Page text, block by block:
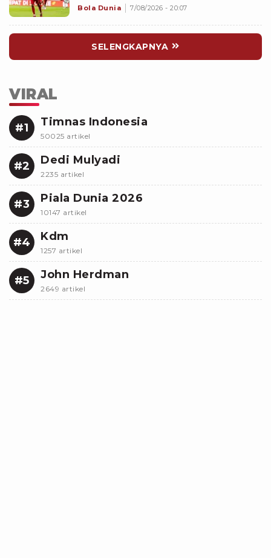
Bola Dunia 7/08/2026 - 20:07
SELENGKAPNYA
VIRAL
#1 Timnas Indonesia
50025 artikel
#2 Dedi Mulyadi
2235 artikel
#3 Piala Dunia 2026
10147 artikel
#4 Kdm
1257 artikel
#5 John Herdman
2649 artikel